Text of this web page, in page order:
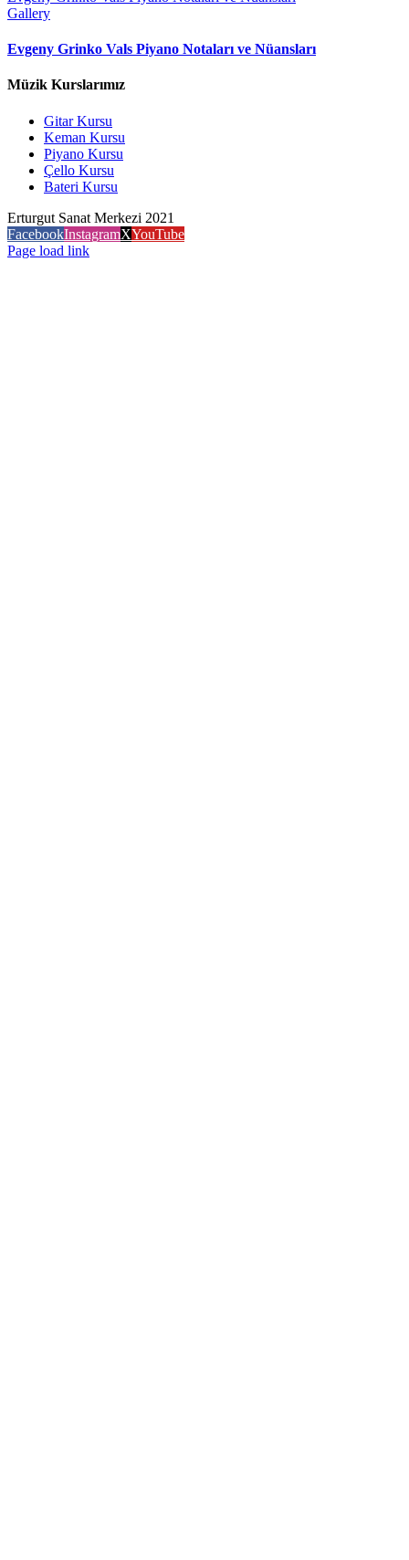
Gallery
Evgeny Grinko Vals Piyano Notaları ve Nüansları
Müzik Kurslarımız
Gitar Kursu
Keman Kursu
Piyano Kursu
Çello Kursu
Bateri Kursu
Erturgut Sanat Merkezi 2021
FacebookInstagramXYouTube
Page load link